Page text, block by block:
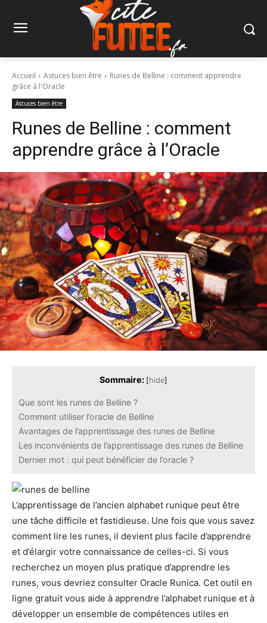
Accueil Astuces bien être
Runes de Belline : comment apprendre
grâce à l'Oracle
Astuces bien être
Runes de Belline : comment
apprendre grâce à l’Oracle
Sommaire: [hide]
Que sont les runes de Belline ?
Comment utiliser l’oracle de Belline
Avantages de l’apprentissage des runes de Belline
Les inconvénients de l’apprentissage des runes de Belline
Dernier mot : qui peut bénéficier de l’oracle ?
‍L’apprentissage de l’ancien alphabet runique peut être
une tâche difficile et fastidieuse. Une fois que vous savez
comment lire les runes, il devient plus facile d’apprendre
et d’élargir votre connaissance de celles-ci. Si vous
recherchez un moyen plus pratique d’apprendre les
runes, vous devriez consulter Oracle Runica. Cet outil en
ligne gratuit vous aide à apprendre l’alphabet runique et à
développer un ensemble de compétences utiles en